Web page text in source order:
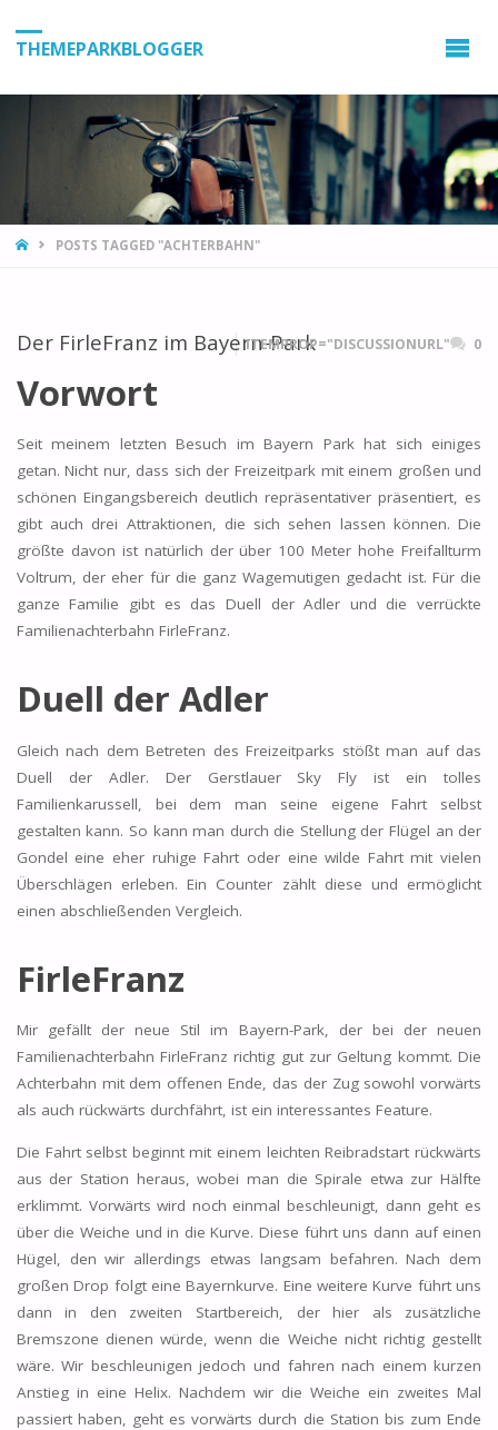
THEMEPARKBLOGGER
HOMEPOSTS TAGGED "ACHTERBAHN"
Der FirleFranz im Bayern-ParkITEMPROP="DISCUSSIONURL" 0
Vorwort
Seit meinem letzten Besuch im Bayern Park hat sich einiges
getan. Nicht nur, dass sich der Freizeitpark mit einem großen und
schönen Eingangsbereich deutlich repräsentativer präsentiert, es
gibt auch drei Attraktionen, die sich sehen lassen können. Die
größte davon ist natürlich der über 100 Meter hohe Freifallturm
Voltrum, der eher für die ganz Wagemutigen gedacht ist. Für die
ganze Familie gibt es das Duell der Adler und die verrückte
Familienachterbahn FirleFranz.
Duell der Adler
Gleich nach dem Betreten des Freizeitparks stößt man auf das
Duell der Adler. Der Gerstlauer Sky Fly ist ein tolles
Familienkarussell, bei dem man seine eigene Fahrt selbst
gestalten kann. So kann man durch die Stellung der Flügel an der
Gondel eine eher ruhige Fahrt oder eine wilde Fahrt mit vielen
Überschlägen erleben. Ein Counter zählt diese und ermöglicht
einen abschließenden Vergleich.
FirleFranz
Mir gefällt der neue Stil im Bayern-Park, der bei der neuen
Familienachterbahn FirleFranz richtig gut zur Geltung kommt. Die
Achterbahn mit dem offenen Ende, das der Zug sowohl vorwärts
als auch rückwärts durchfährt, ist ein interessantes Feature.
Die Fahrt selbst beginnt mit einem leichten Reibradstart rückwärts
aus der Station heraus, wobei man die Spirale etwa zur Hälfte
erklimmt. Vorwärts wird noch einmal beschleunigt, dann geht es
über die Weiche und in die Kurve. Diese führt uns dann auf einen
Hügel, den wir allerdings etwas langsam befahren. Nach dem
großen Drop folgt eine Bayernkurve. Eine weitere Kurve führt uns
dann in den zweiten Startbereich, der hier als zusätzliche
Bremszone dienen würde, wenn die Weiche nicht richtig gestellt
wäre. Wir beschleunigen jedoch und fahren nach einem kurzen
Anstieg in eine Helix. Nachdem wir die Weiche ein zweites Mal
passiert haben, geht es vorwärts durch die Station bis zum Ende